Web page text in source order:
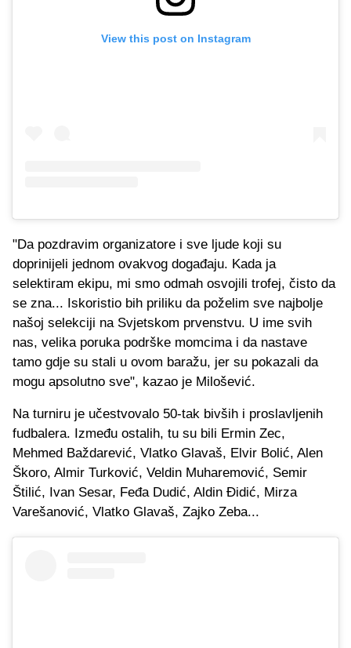
View this post on Instagram
"Da pozdravim organizatore i sve ljude koji su
doprinijeli jednom ovakvog događaju. Kada ja
selektiram ekipu, mi smo odmah osvojili trofej, čisto da
se zna... Iskoristio bih priliku da poželim sve najbolje
našoj selekciji na Svjetskom prvenstvu. U ime svih
nas, velika poruka podrške momcima i da nastave
tamo gdje su stali u ovom baražu, jer su pokazali da
mogu apsolutno sve", kazao je Milošević.
Na turniru je učestvovalo 50-tak bivših i proslavljenih
fudbalera. Između ostalih, tu su bili Ermin Zec,
Mehmed Baždarević, Vlatko Glavaš, Elvir Bolić, Alen
Škoro, Almir Turković, Veldin Muharemović, Semir
Štilić, Ivan Sesar, Feđa Dudić, Aldin Đidić, Mirza
Varešanović, Vlatko Glavaš, Zajko Zeba...